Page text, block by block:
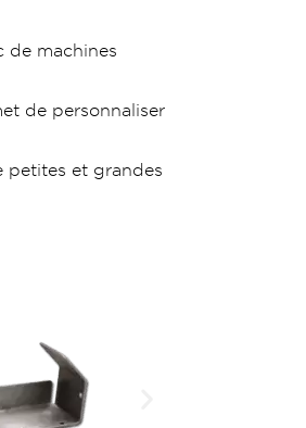
de machines
de personnaliser
petites et grandes